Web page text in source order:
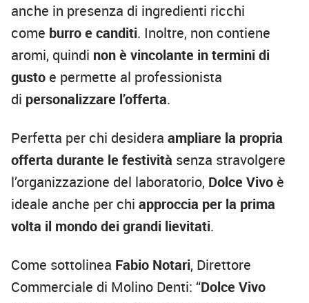
anche in presenza di ingredienti ricchi
come burro e canditi. Inoltre, non contiene
aromi, quindi non è vincolante in termini di
gusto e permette al professionista
di personalizzare l’offerta.
Perfetta per chi desidera ampliare la propria
offerta durante le festività senza stravolgere
l’organizzazione del laboratorio, Dolce Vivo è
ideale anche per chi approccia per la prima
volta il mondo dei grandi lievitati.
Come sottolinea Fabio Notari, Direttore
Commerciale di Molino Denti: “Dolce Vivo